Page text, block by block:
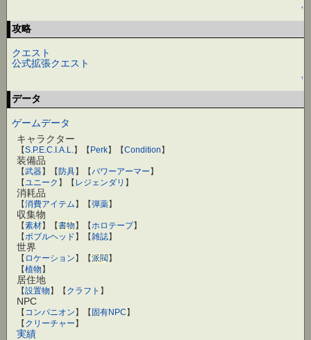
↑
攻略
クエスト
公式拡張クエスト
↑
データ
ゲームデータ
キャラクター
【S.P.E.C.I.A.L. 】【Perk】【Condition】
装備品
【武器】【防具】【パワーアーマー】
【 ユニーク 】【レジェンダリ 】
消耗品
【消費アイテム】【弾薬】
収集物
【素材】【書物】【ホロテープ】
【ボブルヘッド】【雑誌】
世界
【 ロケーション】【派閥】
【植物】
居住地
【設置物】【クラフト 】
NPC
【 コンパニオン】【固有NPC】
【クリーチャー】
実績